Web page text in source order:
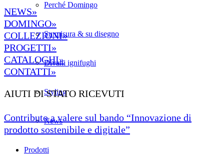
Perché Domingo
Su misura & su disegno
Divani ignifughi
Styling
News
Prodotti
NEWS»
DOMINGO»
COLLEZIONI»
PROGETTI»
CATALOGHI»
CONTATTI»
AIUTI DI STATO RICEVUTI
Contributo a valere sul bando “Innovazione di
prodotto sostenibile e digitale”